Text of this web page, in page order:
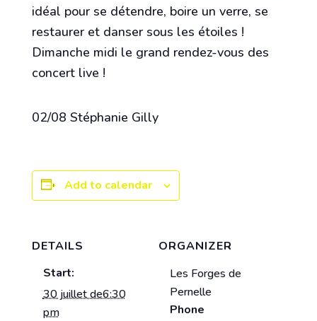
idéal pour se détendre, boire un verre, se
restaurer et danser sous les étoiles !
Dimanche midi le grand rendez-vous des
concert live !
02/08 Stéphanie Gilly
Add to calendar
DETAILS
Start:
30 juillet de6:30
pm
ORGANIZER
Les Forges de
Pernelle
Phone